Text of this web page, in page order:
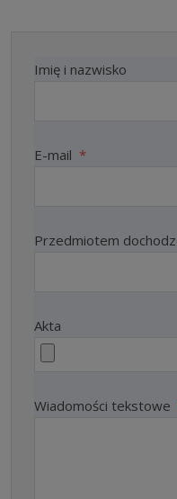
Imię i nazwisko
E-mail *
Przedmiotem
Akta
Wiadomości tekstowe